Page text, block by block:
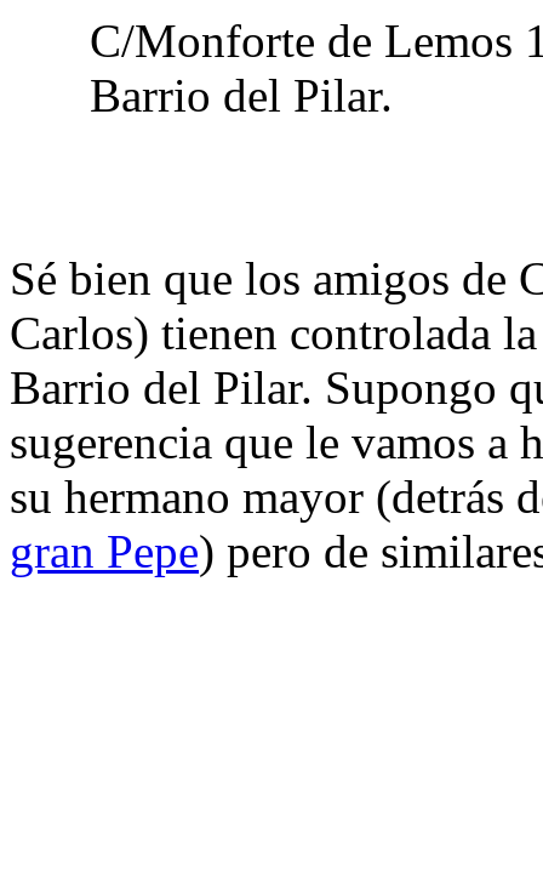
C/Monforte de Lemos
Barrio del Pilar.
Sé bien que los amigos de
Carlos) tienen controlada
Barrio del Pilar. Supongo
sugerencia que le vamos a
su hermano mayor (detrás
gran Pepe) pero de